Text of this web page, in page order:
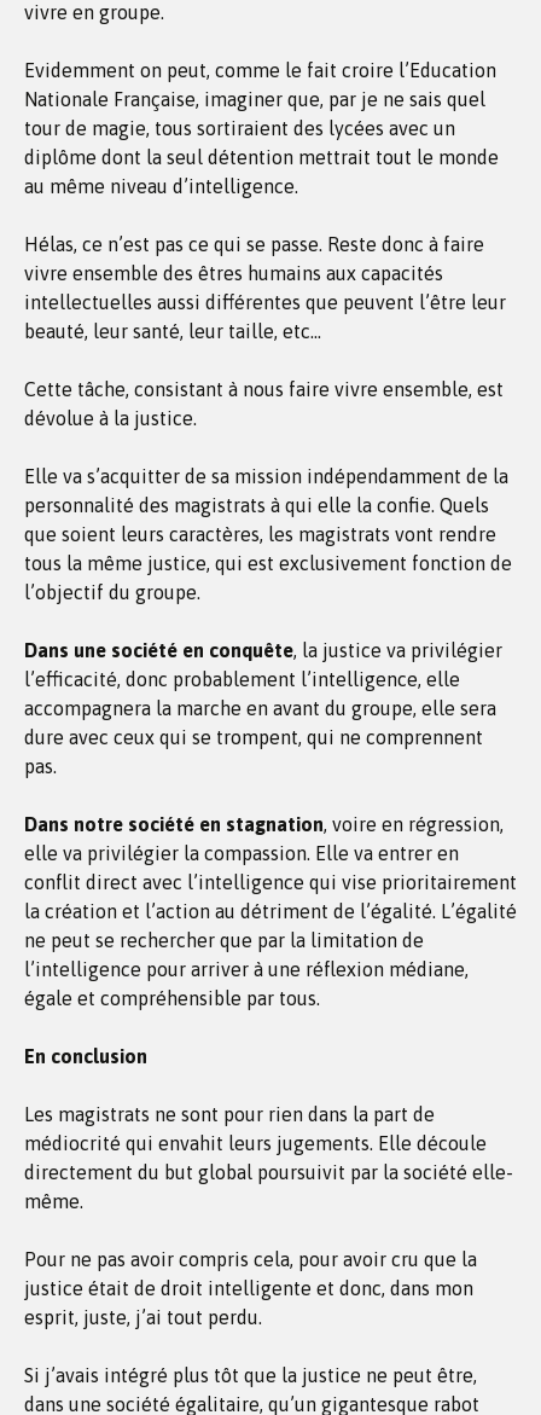
vivre en groupe.
Evidemment on peut, comme le fait croire l’Education
Nationale Française, imaginer que, par je ne sais quel
tour de magie, tous sortiraient des lycées avec un
diplôme dont la seul détention mettrait tout le monde
au même niveau d’intelligence.
Hélas, ce n’est pas ce qui se passe. Reste donc à faire
vivre ensemble des êtres humains aux capacités
intellectuelles aussi différentes que peuvent l’être leur
beauté, leur santé, leur taille, etc…
Cette tâche, consistant à nous faire vivre ensemble, est
dévolue à la justice.
Elle va s’acquitter de sa mission indépendamment de la
personnalité des magistrats à qui elle la confie. Quels
que soient leurs caractères, les magistrats vont rendre
tous la même justice, qui est exclusivement fonction de
l’objectif du groupe.
Dans une société en conquête, la justice va privilégier
l’efficacité, donc probablement l’intelligence, elle
accompagnera la marche en avant du groupe, elle sera
dure avec ceux qui se trompent, qui ne comprennent
pas.
Dans notre société en stagnation, voire en régression,
elle va privilégier la compassion. Elle va entrer en
conflit direct avec l’intelligence qui vise prioritairement
la création et l’action au détriment de l’égalité. L’égalité
ne peut se rechercher que par la limitation de
l’intelligence pour arriver à une réflexion médiane,
égale et compréhensible par tous.
En conclusion
Les magistrats ne sont pour rien dans la part de
médiocrité qui envahit leurs jugements. Elle découle
directement du but global poursuivit par la société elle-
même.
Pour ne pas avoir compris cela, pour avoir cru que la
justice était de droit intelligente et donc, dans mon
esprit, juste, j’ai tout perdu.
Si j’avais intégré plus tôt que la justice ne peut être,
dans une société égalitaire, qu’un gigantesque rabot